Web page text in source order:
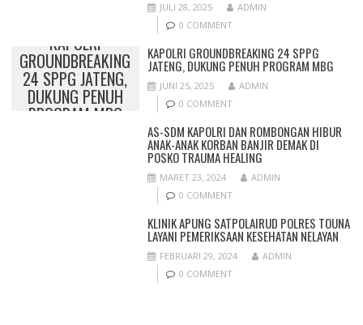
JULI 28, 2025
ADMIN
0 COMMENT
KAPOLRI
GROUNDBREAKING
24 SPPG JATENG,
DUKUNG PENUH
PROGRAM MBG
KAPOLRI GROUNDBREAKING 24 SPPG
JATENG, DUKUNG PENUH PROGRAM MBG
JUNI 25, 2025
ADMIN
0 COMMENT
AS-SDM KAPOLRI DAN ROMBONGAN HIBUR
ANAK-ANAK KORBAN BANJIR DEMAK DI
POSKO TRAUMA HEALING
MARET 23, 2024
ADMIN
0 COMMENT
KLINIK APUNG SATPOLAIRUD POLRES TOUNA
LAYANI PEMERIKSAAN KESEHATAN NELAYAN
FEBRUARI 29, 2024
ADMIN
0 COMMENT